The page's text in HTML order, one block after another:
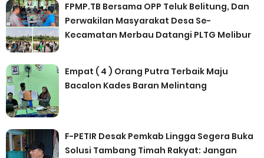
FPMP.TB Bersama OPP Teluk Belitung, Dan
Perwakilan Masyarakat Desa Se-
Kecamatan Merbau Datangi PLTG Melibur
Empat ( 4 ) Orang Putra Terbaik Maju
Bacalon Kades Baran Melintang
F-PETIR Desak Pemkab Lingga Segera Buka
Solusi Tambang Timah Rakyat: Jangan